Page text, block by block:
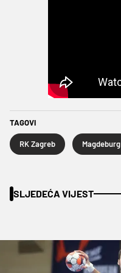
TAGOVI
RK Zagreb Magdeburg
SLJEDEĆA VIJEST